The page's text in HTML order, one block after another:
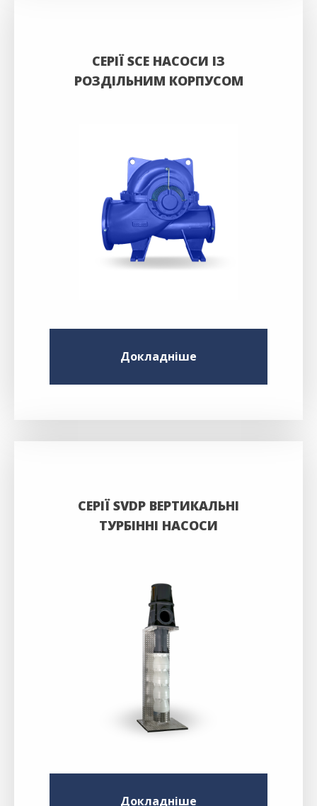
СЕРІЇ SCE НАСОСИ ІЗ
РОЗДІЛЬНИМ КОРПУСОМ
Докладніше
СЕРІЇ SVDP ВЕРТИКАЛЬНІ
ТУРБІННІ НАСОСИ
Докладніше